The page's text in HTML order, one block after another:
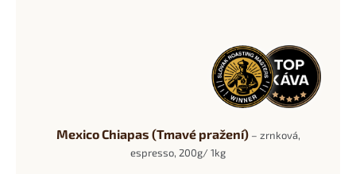
Mexico Chiapas (Tmavé pražení) – zrnková,
espresso, 200g/ 1kg